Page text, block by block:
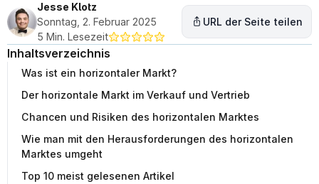
Jesse Klotz
Sonntag, 2. Februar 2025
5 Min. Lesezeit
URL der Seite teilen
Inhaltsverzeichnis
Was ist ein horizontaler Markt?
Der horizontale Markt im Verkauf und Vertrieb
Chancen und Risiken des horizontalen Marktes
Wie man mit den Herausforderungen des horizontalen
Marktes umgeht
Top 10 meist gelesenen Artikel